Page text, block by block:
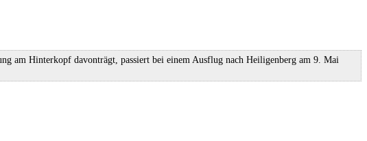
am Hinterkopf davonträgt, passiert bei einem Ausflug nach Heiligenberg am 9. Mai